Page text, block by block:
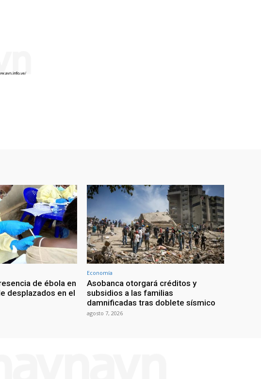
de ébola en
desplazados en el
Economía
Asobanca otorgará créditos y
subsidios a las familias
damnificadas tras doblete sísmico
agosto 7, 2026